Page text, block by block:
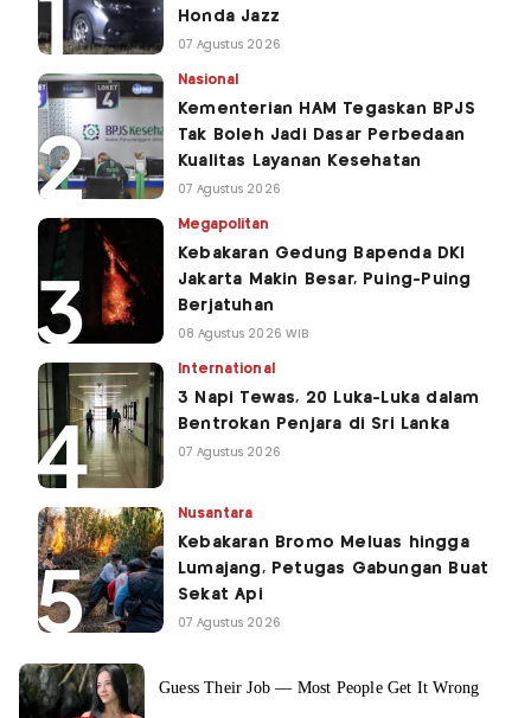
Honda Jazz
07 Agustus 2026
Nasional
Kementerian HAM Tegaskan BPJS
Tak Boleh Jadi Dasar Perbedaan
Kualitas Layanan Kesehatan
07 Agustus 2026
Megapolitan
Kebakaran Gedung Bapenda DKI
Jakarta Makin Besar, Puing-Puing
Berjatuhan
08 Agustus 2026 WIB
International
3 Napi Tewas, 20 Luka-Luka dalam
Bentrokan Penjara di Sri Lanka
07 Agustus 2026
Nusantara
Kebakaran Bromo Meluas hingga
Lumajang, Petugas Gabungan Buat
Sekat Api
07 Agustus 2026